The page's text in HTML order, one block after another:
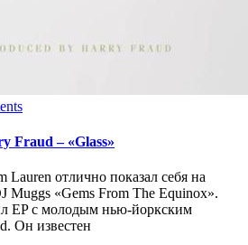
Fraud – «Glass»
отлично показал себя на
Muggs «Gems From The Equinox».
EP с молодым нью-йоркским
Он известен